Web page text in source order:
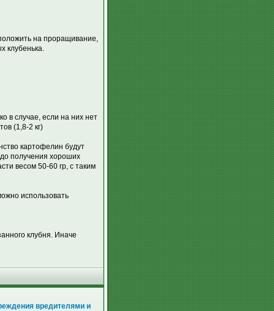
на проращивание,
клубенька.
в случае, если на них нет
(1,8-2 кг)
картофелин будут
получения хороших
весом 50-60 гр, с таким
использовать
клубня. Иначе
вредителями и